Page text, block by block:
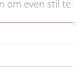
om even stil te